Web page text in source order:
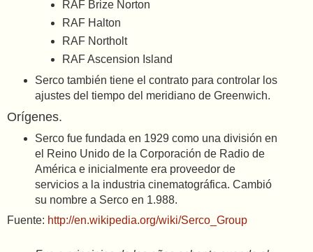
RAF Brize Norton
RAF Halton
RAF Northolt
RAF Ascension Island
Serco también tiene el contrato para controlar los
ajustes del tiempo del meridiano de Greenwich.
Orígenes.
Serco fue fundada en 1929 como una división en
el Reino Unido de la Corporación de Radio de
América e inicialmente era proveedor de
servicios a la industria cinematográfica. Cambió
su nombre a Serco en 1.988.
Fuente: http://en.wikipedia.org/wiki/Serco_Group